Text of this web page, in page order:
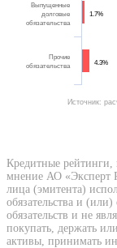
1.7%
4.3%
Выпущенные
долговые
обязательства
Прочие
обязательства
Источник:
Кредитные
мнение АО «Эксперт
лица (эмитента)
обязательства и
обязательств и не
покупать, держать
активы, принимать